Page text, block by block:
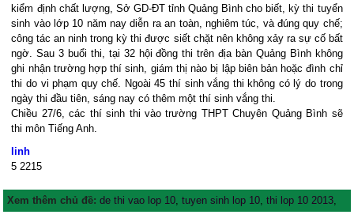
kiểm định chất lượng, Sở GD-ĐT tỉnh Quảng Bình cho biết, kỳ thi tuyển
sinh vào lớp 10 năm nay diễn ra an toàn, nghiêm túc, và đúng quy chế;
công tác an ninh trong kỳ thi được siết chặt nên không xảy ra sự cố bất
ngờ. Sau 3 buổi thi, tại 32 hội đồng thi trên địa bàn Quảng Bình không
ghi nhận trường hợp thí sinh, giám thị nào bị lập biên bản hoặc đình chỉ
thi do vi phạm quy chế. Ngoài 45 thí sinh vắng thi không có lý do trong
ngày thi đầu tiên, sáng nay có thêm một thí sinh vắng thi.
Chiều 27/6, các thí sinh thi vào trường THPT Chuyên Quảng Bình sẽ
thi môn Tiếng Anh.
linh
5 2215
Xem thêm chủ đề:de thi vao lop 10 ,tuyen sinh lop 10 ,thi lop 10 2013